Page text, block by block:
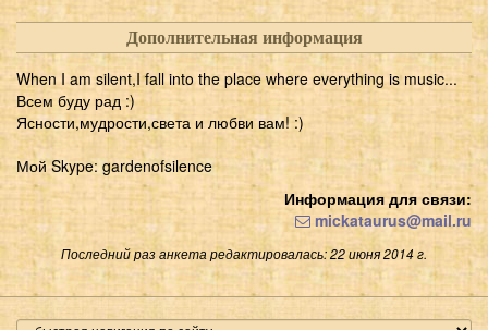
Дополнительная информация
When I am silent,I fall into the place where everything is music...
Всем буду рад :)
Ясности,мудрости,света и любви вам! :)
Мой Skype: gardenofsilence
Информация для связи:
mickataurus@mail.ru
Последний раз анкета редактировалась: 22 июня 2014 г.